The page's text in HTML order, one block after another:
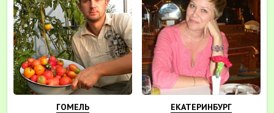
ГОМЕЛЬ
ЕКАТЕРИНБУРГ